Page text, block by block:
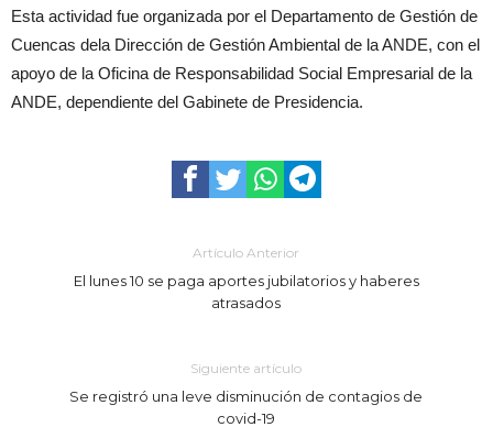
Esta actividad fue organizada por el Departamento de Gestión de
Cuencas dela Dirección de Gestión Ambiental de la ANDE, con el
apoyo de la Oficina de Responsabilidad Social Empresarial de la
ANDE, dependiente del Gabinete de Presidencia.
Artículo Anterior
El lunes 10 se paga aportes jubilatorios y haberes
atrasados
Siguiente artículo
Se registró una leve disminución de contagios de
covid-19